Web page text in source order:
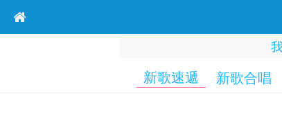
新歌速遞 新歌合唱